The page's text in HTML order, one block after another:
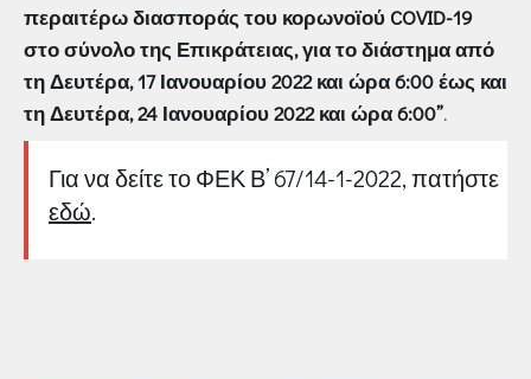
περαιτέρω διασποράς του κορωνοϊού COVID-19
στο σύνολο της Επικράτειας, για το διάστημα από
τη Δευτέρα, 17 Ιανουαρίου 2022 και ώρα 6:00 έως και
τη Δευτέρα, 24 Ιανουαρίου 2022 και ώρα 6:00”.
Για να δείτε το ΦΕΚ Β’ 67/14-1-2022, πατήστε
εδώ.